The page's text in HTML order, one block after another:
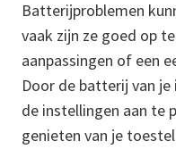
Batterijproblemen
vaak zijn ze goed op
aanpassingen of een
Door de batterij van
de instellingen aan te
genieten van je